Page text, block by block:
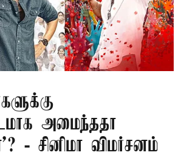
அமைந்ததா
- சினிமா விமர்சனம்